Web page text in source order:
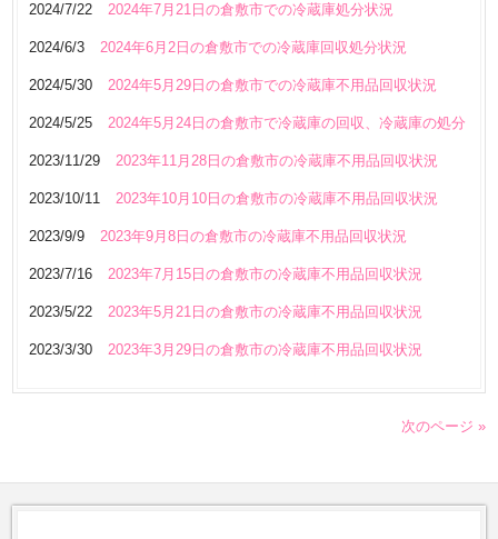
2024/7/22 2024年7月21日の倉敷市での冷蔵庫処分状況
2024/6/3 2024年6月2日の倉敷市での冷蔵庫回収処分状況
2024/5/30 2024年5月29日の倉敷市での冷蔵庫不用品回収状況
2024/5/25 2024年5月24日の倉敷市で冷蔵庫の回収、冷蔵庫の処分
2023/11/29 2023年11月28日の倉敷市の冷蔵庫不用品回収状況
2023/10/11 2023年10月10日の倉敷市の冷蔵庫不用品回収状況
2023/9/9 2023年9月8日の倉敷市の冷蔵庫不用品回収状況
2023/7/16 2023年7月15日の倉敷市の冷蔵庫不用品回収状況
2023/5/22 2023年5月21日の倉敷市の冷蔵庫不用品回収状況
2023/3/30 2023年3月29日の倉敷市の冷蔵庫不用品回収状況
次のページ »